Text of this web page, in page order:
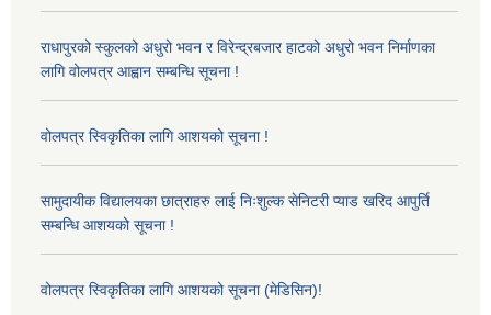
राधापुरको स्कुलको अधुरो भवन र विरेन्द्रबजार हाटको अधुरो भवन निर्माणका
लागि वोलपत्र आह्वान सम्बन्धि सूचना !
वोलपत्र स्विकृतिका लागि आशयको सूचना !
सामुदायीक विद्यालयका छात्राहरु लाई निःशुल्क सेनिटरी प्याड खरिद आपुर्ति
सम्बन्धि आशयको सूचना !
वोलपत्र स्विकृतिका लागि आशयको सूचना (मेडिसिन)!